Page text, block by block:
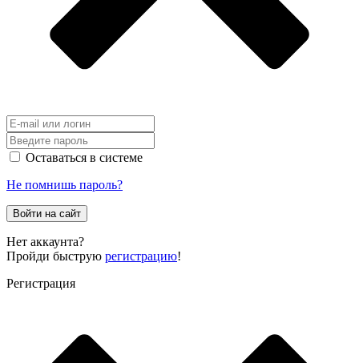
Оставаться в системе
Не помнишь пароль?
Войти на сайт
Нет аккаунта?
Пройди быструю регистрацию!
Регистрация